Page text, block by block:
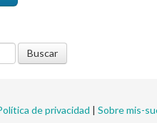
de privacidad | Sobre mis-